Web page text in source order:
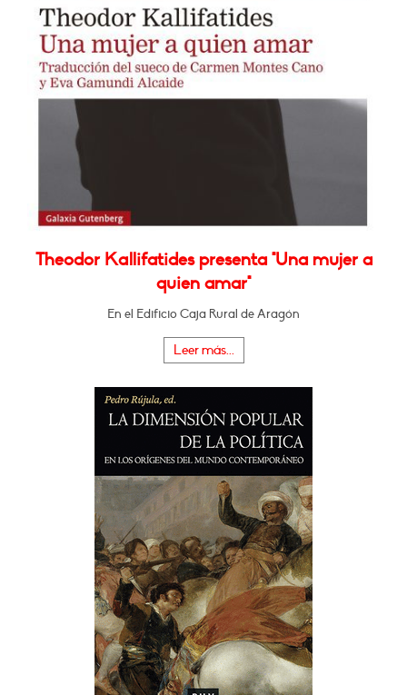
Theodor Kallifatides presenta "Una mujer a
quien amar"
En el Edificio Caja Rural de Aragón
Leer más...